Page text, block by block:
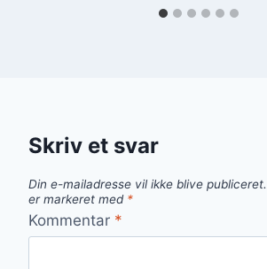
Skriv et svar
Din e-mailadresse vil ikke blive publiceret.
er markeret med *
Kommentar *